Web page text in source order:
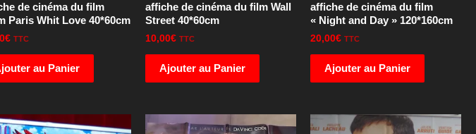
de cinéma du film
Paris Whit Love 40*60cm
€ TTC
au Panier
affiche de cinéma du film Wall
Street 40*60cm
10,00€ TTC
Ajouter au Panier
affiche de cinéma du film
« Night and Day » 120*160cm
20,00€ TTC
Ajouter au Panier